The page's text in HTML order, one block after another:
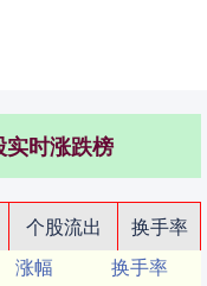
实时涨跌榜
个股流出
换手率
涨幅
换手率